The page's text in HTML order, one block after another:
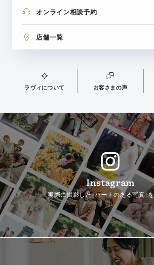
オンライン相談予約
店舗一覧
ラヴィについて お客さまの声
Instagram
実際に撮影した「ハートのある写真」